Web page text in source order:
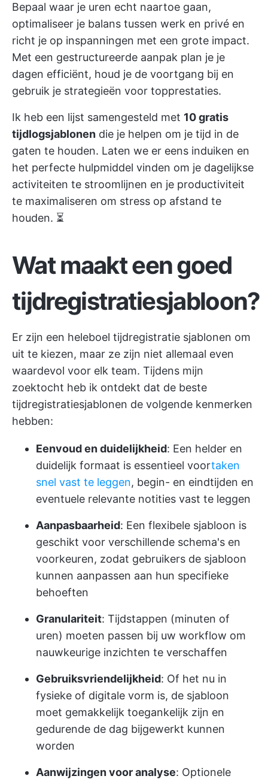
Bepaal waar je uren echt naartoe gaan,
optimaliseer je balans tussen werk en privé en
richt je op inspanningen met een grote impact.
Met een gestructureerde aanpak plan je je
dagen efficiënt, houd je de voortgang bij en
gebruik je strategieën voor topprestaties.
Ik heb een lijst samengesteld met 10 gratis
tijdlogsjablonen die je helpen om je tijd in de
gaten te houden. Laten we er eens induiken en
het perfecte hulpmiddel vinden om je dagelijkse
activiteiten te stroomlijnen en je productiviteit
te maximaliseren om stress op afstand te
houden. ⏳
Wat maakt een goed
tijdregistratiesjabloon?
Er zijn een heleboel tijdregistratie sjablonen om
uit te kiezen, maar ze zijn niet allemaal even
waardevol voor elk team. Tijdens mijn
zoektocht heb ik ontdekt dat de beste
tijdregistratiesjablonen de volgende kenmerken
hebben:
Eenvoud en duidelijkheid: Een helder en
duidelijk formaat is essentieel voortaken
snel vast te leggen, begin- en eindtijden en
eventuele relevante notities vast te leggen
Aanpasbaarheid: Een flexibele sjabloon is
geschikt voor verschillende schema's en
voorkeuren, zodat gebruikers de sjabloon
kunnen aanpassen aan hun specifieke
behoeften
Granulariteit: Tijdstappen (minuten of
uren) moeten passen bij uw workflow om
nauwkeurige inzichten te verschaffen
Gebruiksvriendelijkheid: Of het nu in
fysieke of digitale vorm is, de sjabloon
moet gemakkelijk toegankelijk zijn en
gedurende de dag bijgewerkt kunnen
worden
Aanwijzingen voor analyse: Optionele